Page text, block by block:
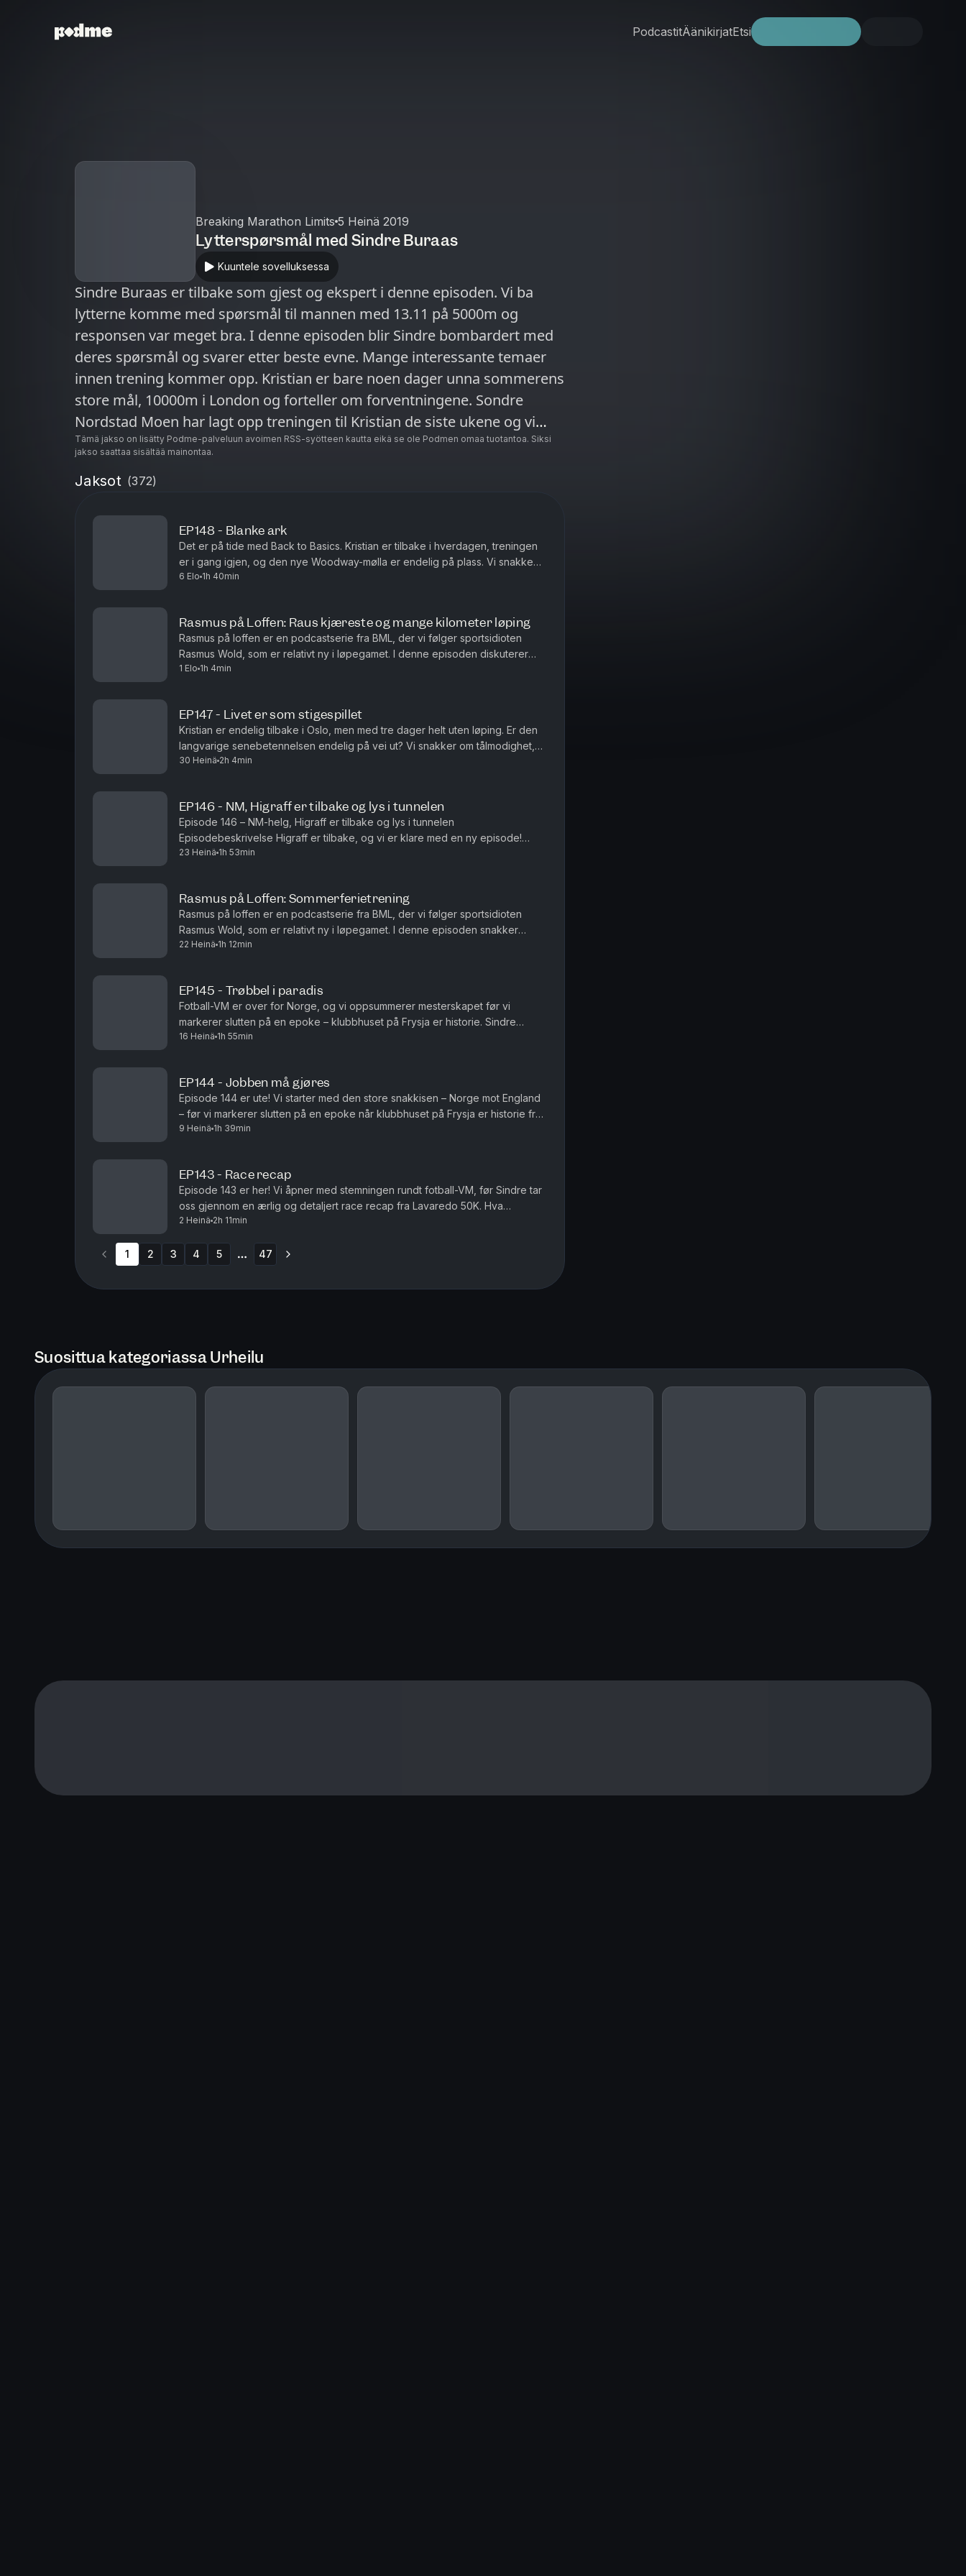
PodcastitÄänikirjatEtsi
Breaking Marathon Limits 5 Heinä 2019
Lytterspørsmål med Sindre Buraas
Kuuntele sovelluksessa
Sindre Buraas er tilbake som gjest og ekspert i denne episoden. Vi ba
lytterne komme med spørsmål til mannen med 13.11 på 5000m og
responsen var meget bra. I denne episoden blir Sindre bombardert med
deres spørsmål og svarer etter beste evne. Mange interessante temaer
innen trening kommer opp. Kristian er bare noen dager unna sommerens
store mål, 10000m i London og forteller om forventningene. Sondre
Nordstad Moen har lagt opp treningen til Kristian de siste ukene og vi
diskuterer den s...
Tämä jakso on lisätty Podme-palveluun avoimen RSS-syötteen kautta eikä se ole Podmen omaa tuotantoa. Siksi
jakso saattaa sisältää mainontaa.
Jaksot (372)
EP148 - Blanke ark
Det er på tide med Back to Basics. Kristian er tilbake i hverdagen, treningen
er i gang igjen, og den nye Woodway-mølla er endelig på plass. Vi snakker
om den første treningsuka, veien tilbake etter s...
6 Elo 1h 40min
Rasmus på Loffen: Raus kjæreste og mange kilometer løping
Rasmus på loffen er en podcastserie fra BML, der vi følger sportsidioten
Rasmus Wold, som er relativt ny i løpegamet. I denne episoden diskuterer
1 Elo 1h 4min
EP147 - Livet er som stigespillet
Kristian er endelig tilbake i Oslo, men med tre dager helt uten løping. Er den
langvarige senebetennelsen endelig på vei ut? Vi snakker om tålmodighet,
skader, restitusjon og hvordan det er å stå på s...
30 Heinä 2h 4min
EP146 - NM, Higraff er tilbake og lys i tunnelen
Episode 146 – NM-helg, Higraff er tilbake og lys i tunnelen
Episodebeskrivelse Higraff er tilbake, og vi er klare med en ny episode!
Kristian tilbringer enda en uke i Sarpsborg, med bare fem dager igj...
23 Heinä 1h 53min
Rasmus på Loffen: Sommerferietrening
Rasmus på loffen er en podcastserie fra BML, der vi følger sportsidioten
Rasmus Wold, som er relativt ny i løpegamet. I denne episoden snakker
Rasmus og Andreas løst og fast om trening i sommerferien,...
22 Heinä 1h 12min
EP145 - Trøbbel i paradis
Fotball-VM er over for Norge, og vi oppsummerer mesterskapet før vi
markerer slutten på en epoke – klubbhuset på Frysja er historie. Sindre
fortsetter gjennomgangen av Lavaredo 50K, med erfaringene fr...
16 Heinä 1h 55min
EP144 - Jobben må gjøres
Episode 144 er ute! Vi starter med den store snakkisen – Norge mot England
– før vi markerer slutten på en epoke når klubbhuset på Frysja er historie fra
9 Heinä 1h 39min
EP143 - Race recap
Episode 143 er her! Vi åpner med stemningen rundt fotball-VM, før Sindre tar
oss gjennom en ærlig og detaljert race recap fra Lavaredo 50K. Hva
fungerte? Hva gikk galt? Og hva tar han med seg videre m...
2 Heinä 2h 11min
1 2 3 4 5 47
Suosittua kategoriassa Urheilu